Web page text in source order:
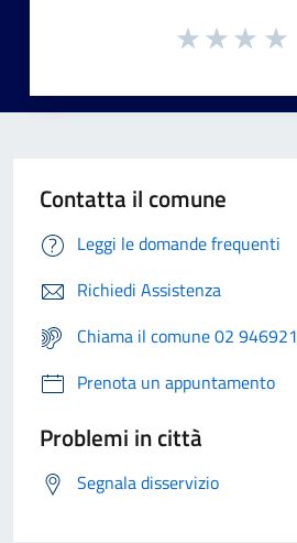
Contatta il comune
Leggi le domande frequenti
Richiedi Assistenza
Chiama il comune 02 946921
Prenota un appuntamento
Problemi in città
Segnala disservizio